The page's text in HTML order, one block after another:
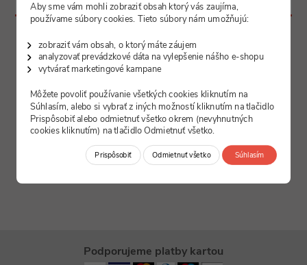
Aby sme vám mohli zobraziť obsah ktorý vás zaujíma,
používame súbory cookies. Tieto súbory nám umožňujú:
zobraziť vám obsah, o ktorý máte záujem
analyzovať prevádzkové dáta na vylepšenie nášho e-shopu
vytvárať marketingové kampane
Môžete povoliť používanie všetkých cookies kliknutím na
Súhlasím, alebo si vybrať z iných možností kliknutím na tlačidlo
Prispôsobiť alebo odmietnuť všetko okrem (nevyhnutných
cookies kliknutím) na tlačidlo Odmietnuť všetko.
Prispôsobiť Odmietnuť všetko Súhlasím
Neboli nájdené žiadne produkty
Podporujeme platby kartou